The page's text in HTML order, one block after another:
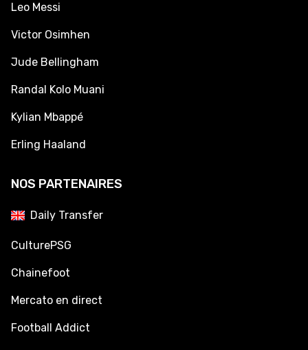
Leo Messi
Victor Osimhen
Jude Bellingham
Randal Kolo Muani
Kylian Mbappé
Erling Haaland
NOS PARTENAIRES
Daily Transfer
CulturePSG
Chainefoot
Mercato en direct
Football Addict